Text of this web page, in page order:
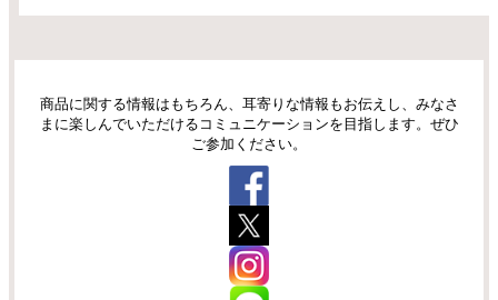
商品に関する情報はもちろん、耳寄りな情報もお伝えし、みなさ
まに楽しんでいただけるコミュニケーションを目指します。ぜひ
ご参加ください。